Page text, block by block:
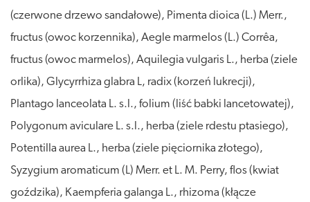
(czerwone drzewo sandałowe), Pimenta dioica (L.) Merr.,
fructus (owoc korzennika), Aegle marmelos (L.) Corrêa,
fructus (owoc marmelos), Aquilegia vulgaris L., herba (ziele
orlika), Glycyrrhiza glabra L, radix (korzeń lukrecji),
Plantago lanceolata L. s.l., folium (liść babki lancetowatej),
Polygonum aviculare L. s.l., herba (ziele rdestu ptasiego),
Potentilla aurea L., herba (ziele pięciornika złotego),
Syzygium aromaticum (L) Merr. et L. M. Perry, flos (kwiat
goździka), Kaempferia galanga L., rhizoma (kłącze